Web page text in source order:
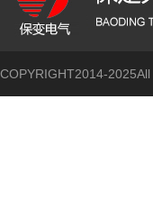
COPYRIGHT2014-